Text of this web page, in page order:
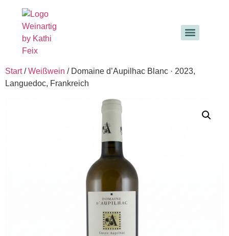
Start/Weißwein / Domaine d’Aupilhac Blanc · 2023,
Languedoc, Frankreich